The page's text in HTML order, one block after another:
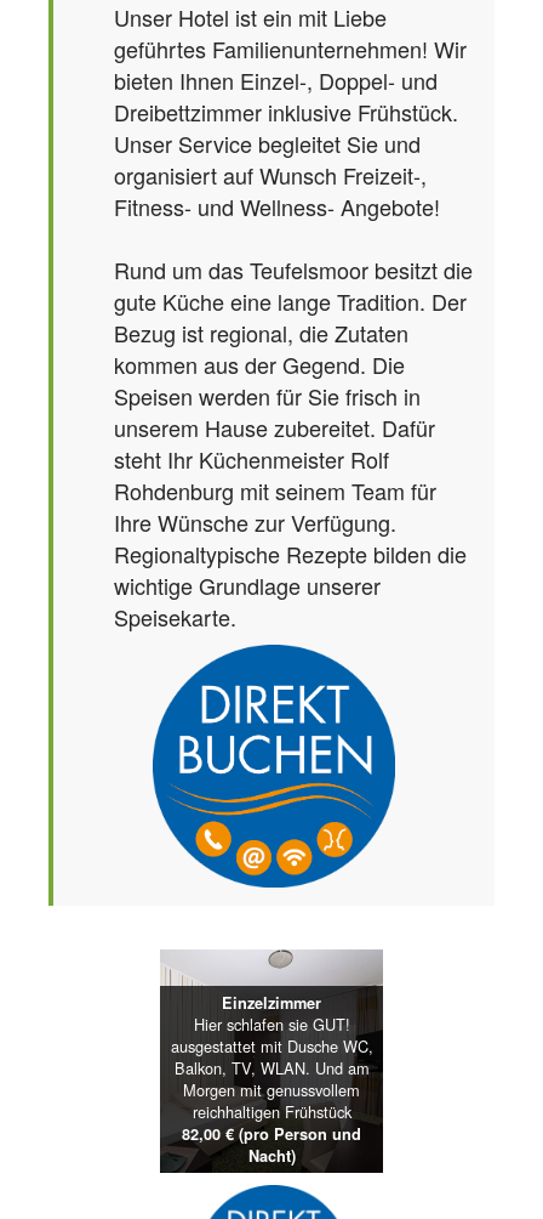
Unser Hotel ist ein mit Liebe
geführtes Familienunternehmen! Wir
bieten Ihnen Einzel-, Doppel- und
Dreibettzimmer inklusive Frühstück.
Unser Service begleitet Sie und
organisiert auf Wunsch Freizeit-,
Fitness- und Wellness- Angebote!
Rund um das Teufelsmoor besitzt die
gute Küche eine lange Tradition. Der
Bezug ist regional, die Zutaten
kommen aus der Gegend. Die
Speisen werden für Sie frisch in
unserem Hause zubereitet. Dafür
steht Ihr Küchenmeister Rolf
Rohdenburg mit seinem Team für
Ihre Wünsche zur Verfügung.
Regionaltypische Rezepte bilden die
wichtige Grundlage unserer
Speisekarte.
Einzelzimmer
Hier schlafen sie GUT!
ausgestattet mit Dusche WC,
Balkon, TV, WLAN. Und am
Morgen mit genussvollem
reichhaltigen Frühstück
82,00 € (pro Person und
Nacht)